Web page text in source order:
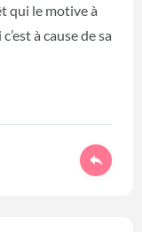
qui le motive à
à cause de sa